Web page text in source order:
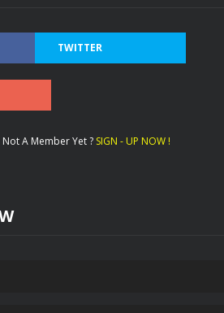
TWITTER
Not A Member Yet ? SIGN - UP NOW !